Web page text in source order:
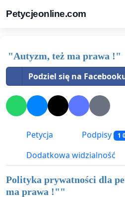
Petycjeonline.com
"Autyzm, też ma prawa !"
Podziel się na
Petycja Podpisy 1
Dodatkowa widzialność
Polityka prywatności dla
ma prawa !""